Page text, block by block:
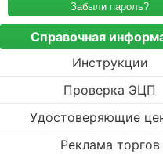
Забыли пароль?
Справочная
Инструкции
Проверка ЭЦП
Удостоверяющие
Реклама торгов